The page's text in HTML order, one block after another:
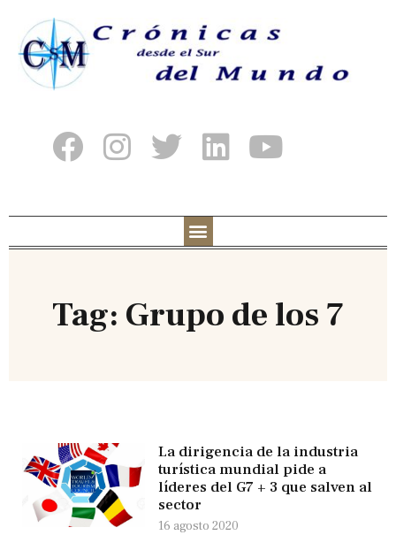
Tag: Grupo de los 7
La dirigencia de la industria
turística mundial pide a
líderes del G7 + 3 que salven al
sector
16 agosto 2020